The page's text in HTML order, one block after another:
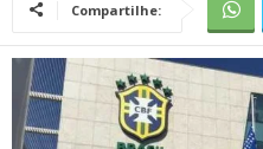
Compartilhe: